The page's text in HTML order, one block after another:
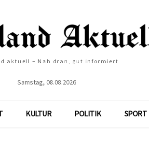
aktuell – Nah dran, gut informiert
Samstag, 08.08.2026
KULTUR POLITIK SPORT